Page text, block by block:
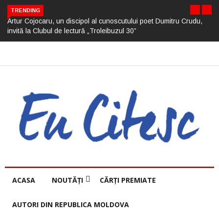
TRENDING
Artur Cojocaru, un discipol al cunoscutului poet Dumitru Crudu,
invită la Clubul de lectură „Troleibuzul 30”
ACASA NOUTĂȚI CĂRȚI PREMIATE
AUTORI DIN REPUBLICA MOLDOVA